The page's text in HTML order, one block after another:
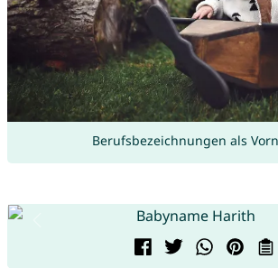
Berufsbezeichnungen als